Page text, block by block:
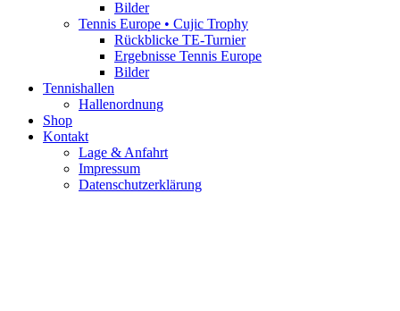
Bilder
Tennis Europe • Cujic Trophy
Rückblicke TE-Turnier
Ergebnisse Tennis Europe
Bilder
Tennishallen
Hallenordnung
Shop
Kontakt
Lage & Anfahrt
Impressum
Datenschutzerklärung